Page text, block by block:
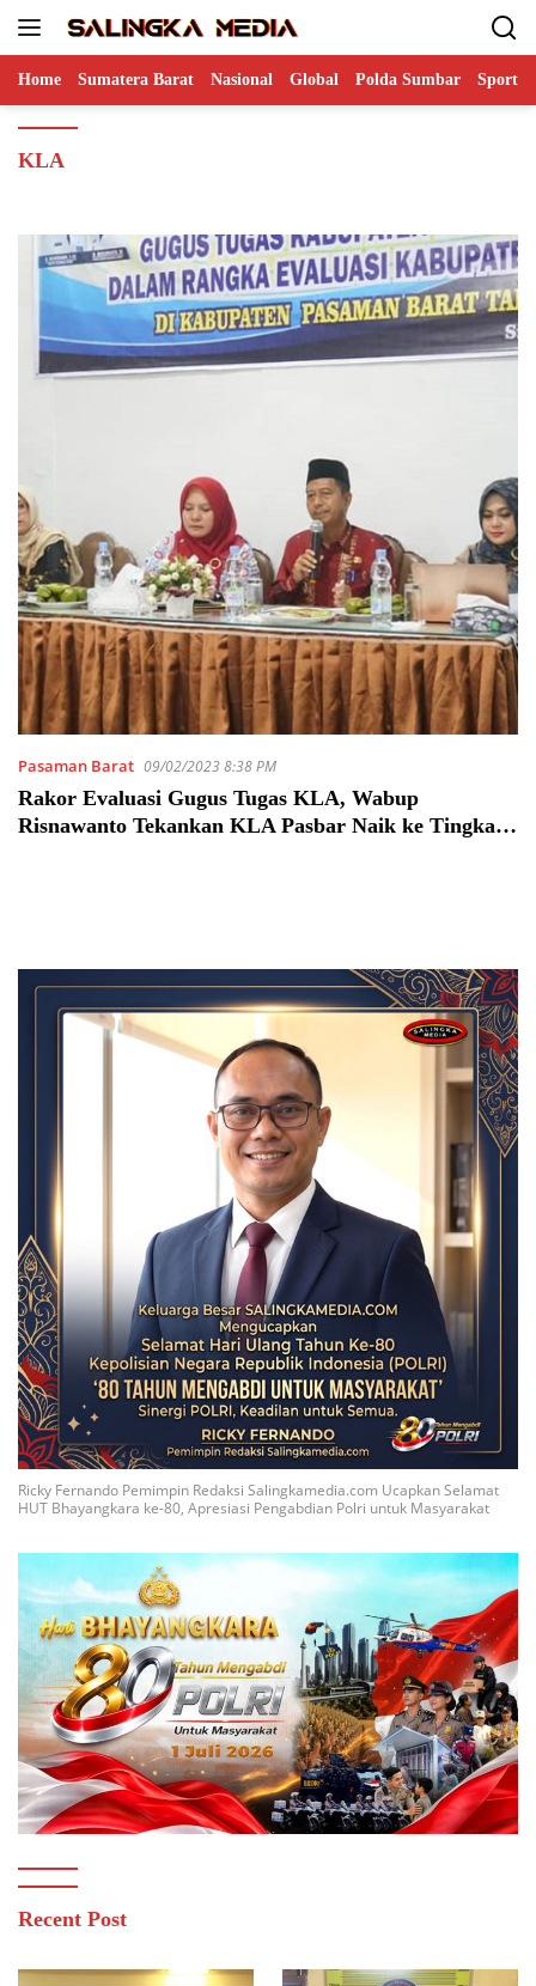
Home Sumatera Barat Nasional Global Polda Sumbar Sports
KLA
Pasaman Barat 09/02/2023 8:38 PM
Rakor Evaluasi Gugus Tugas KLA, Wabup
Risnawanto Tekankan KLA Pasbar Naik ke Tingkat
Ricky Fernando Pemimpin Redaksi Salingkamedia.com Ucapkan Selamat
HUT Bhayangkara ke-80, Apresiasi Pengabdian Polri untuk Masyarakat
Recent Post